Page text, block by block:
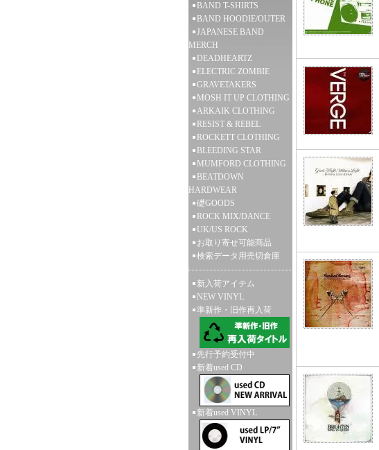
BAND T-SHIRTS
BAND HOODIE/OUTER
JAPANESE BAND
MERCH
DEADHEARTZ
ELECTRIC ZOMBIE
GRAVETAKERS
MOSH IT UP CLOTHING
ARKAIK CLOTHING
RESIST & REBEL
ROCKETT CLOTHING
BLEEDING STAR
MUMFORD CLOTHING
BEATDOWN
HARDWEAR
礎GOODS
ROCK MIX/DANCE
UK/US ROCK
お取り寄せ可能商品
検索データ用売切倉庫
新入荷アイテム
NEW VINYL
準新作・旧作再入荷
先行予約受付中
新着used CD
新着used VINYL